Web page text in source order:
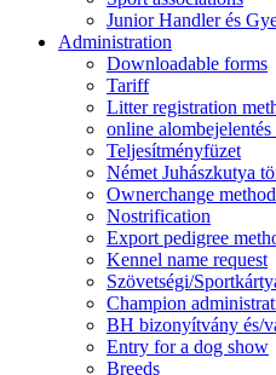
Junior Handler és
Administration
Downloadable forms
Tariff
Litter registration
online alombejelentés
Teljesítményfüzet
Német Juhászkutya
Ownerchange method
Nostrification
Export pedigree
Kennel name request
Szövetségi/
Champion
BH bizonyítvány és/
Entry for a dog show
Breeds